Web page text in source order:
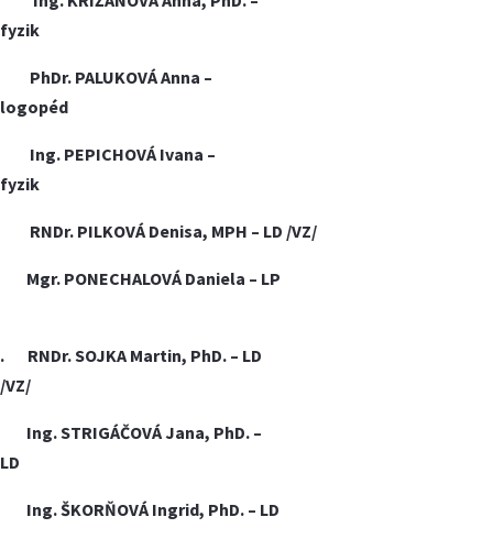
fyzik
PhDr. PALUKOVÁ Anna –
logopéd
Ing. PEPICHOVÁ Ivana –
fyzik
RNDr. PILKOVÁ Denisa, MPH – LD /VZ/
Mgr. PONECHALOVÁ Daniela – LP
.
RNDr. SOJKA Martin, PhD. – LD
/VZ/
Ing. STRIGÁČOVÁ Jana, PhD. –
LD
Ing. ŠKORŇOVÁ Ingrid, PhD. – LD